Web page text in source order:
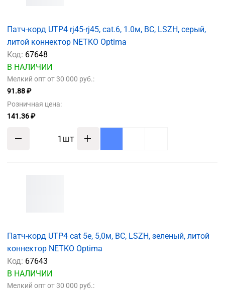
Патч-корд UTP4 rj45-rj45, cat.6, 1.0м, BC, LSZH, серый,
литой коннектор NETKO Optima
Код: 67648
В НАЛИЧИИ
Мелкий опт от 30 000 руб.:
91.88 ₽
Розничная цена:
141.36 ₽
шт
Патч-корд UTP4 cat 5e, 5,0м, ВС, LSZH, зеленый, литой
коннектор NETKO Optima
Код: 67643
В НАЛИЧИИ
Мелкий опт от 30 000 руб.: